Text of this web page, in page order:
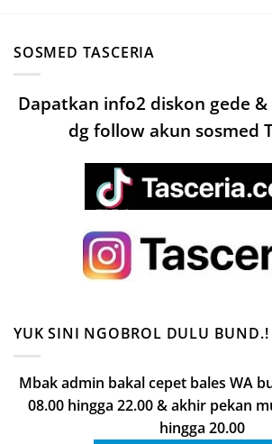
SOSMED TASCERIA
Dapatkan info2 diskon gede
dg follow akun sosmed
YUK SINI NGOBROL DULU BUND.!
Mbak admin bakal cepet bales WA
08.00 hingga 22.00 & akhir pekan
hingga 20.00